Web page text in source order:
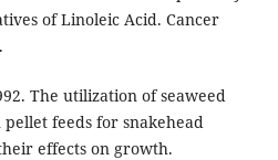
of Linoleic Acid. Cancer
The utilization of seaweed
feeds for snakehead
effects on growth.